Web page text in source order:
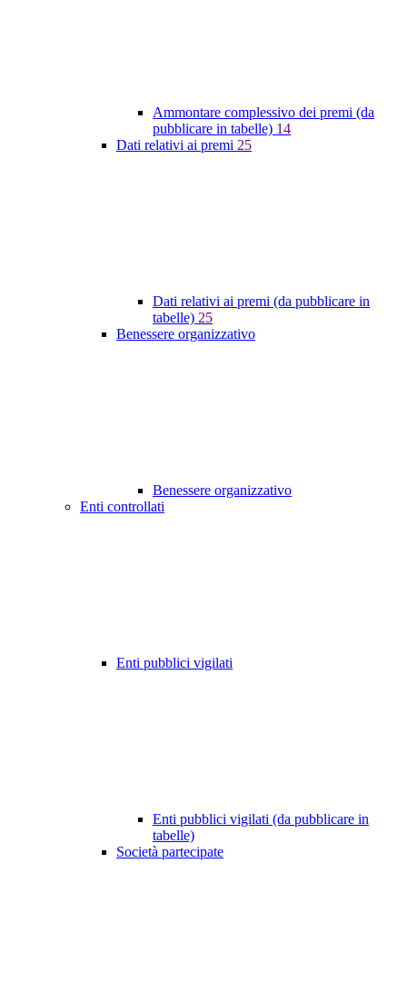
Ammontare complessivo dei premi (da
pubblicare in tabelle) 14
Dati relativi ai premi 25
Dati relativi ai premi (da pubblicare in
tabelle) 25
Benessere organizzativo
Benessere organizzativo
Enti controllati
Enti pubblici vigilati
Enti pubblici vigilati (da pubblicare in
tabelle)
Società partecipate